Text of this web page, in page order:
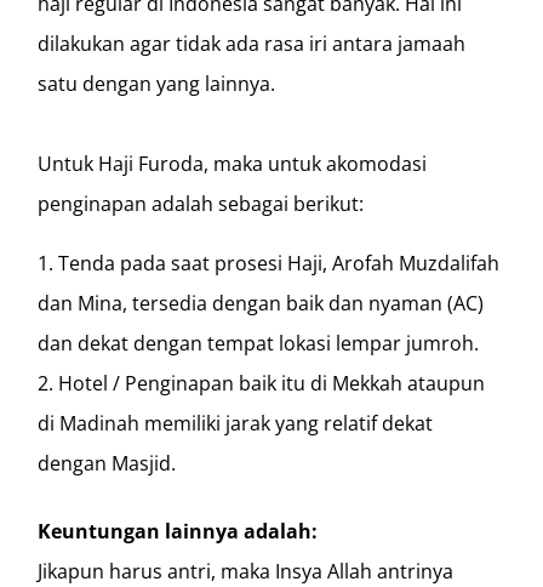
dilakukan agar tidak ada rasa iri antara jamaah
satu dengan yang lainnya.
Untuk Haji Furoda, maka untuk akomodasi
penginapan adalah sebagai berikut:
Tenda pada saat prosesi Haji, Arofah Muzdalifah
dan Mina, tersedia dengan baik dan nyaman (AC)
dan dekat dengan tempat lokasi lempar jumroh.
Hotel / Penginapan baik itu di Mekkah ataupun
di Madinah memiliki jarak yang relatif dekat
dengan Masjid.
Keuntungan lainnya adalah:
Jikapun harus antri, maka Insya Allah antrinya